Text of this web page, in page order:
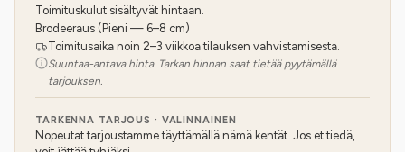
Toimituskulut sisältyvät hintaan.
Brodeeraus (Pieni — 6–8 cm)
Toimitusaika noin 2–3 viikkoa tilauksen vahvistamisesta.
Suuntaa-antava hinta. Tarkan hinnan saat tietää pyytämällä
tarjouksen.
TARKENNA TARJOUS · VALINNAINEN
Nopeutat tarjoustamme täyttämällä nämä kentät. Jos et tiedä,